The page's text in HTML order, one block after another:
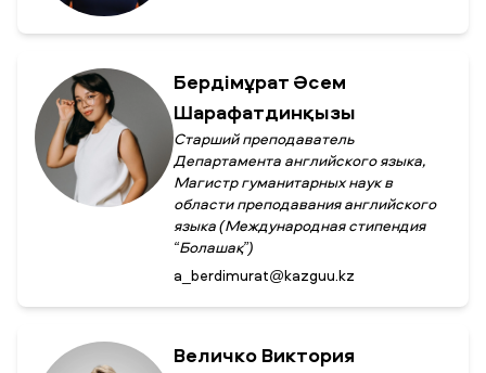
Бердімұрат Әсем
Шарафатдинқызы
Старший преподаватель
Департамента английского языка,
Магистр гуманитарных наук в
области преподавания английского
языка (Международная стипендия
“Болашақ”)
a_berdimurat@kazguu.kz
Величко Виктория